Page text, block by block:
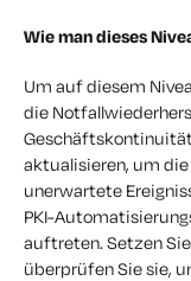
Wie man dieses
Um auf diesem
die
aktualisieren, um
unerwartete
PKI-
auftreten. Setzen
überprüfen Sie sie,